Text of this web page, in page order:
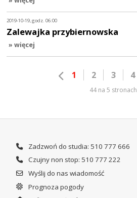
2019-10-19, godz. 06:00
Zalewajka przybiernowska
» więcej
1 2 3 4
44 na 5 stronach
Zadzwoń do studia: 510 777 666
Czujny non stop: 510 777 222
Wyślij do nas wiadomość
Prognoza pogody